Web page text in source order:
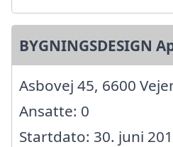
BYGNINGSDESIGN
Asbovej 45, 6600
Ansatte: 0
Startdato: 30. juni